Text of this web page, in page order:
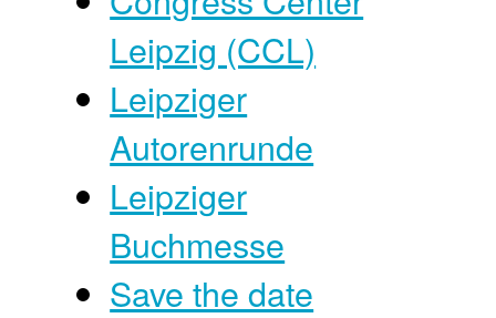
Leipzig (CCL)
Leipziger
Autorenrunde
Leipziger
Buchmesse
Save the date